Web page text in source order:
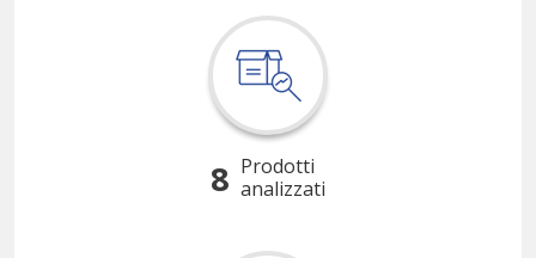
8 Prodotti
analizzati